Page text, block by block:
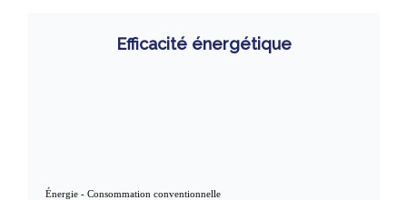
Efficacité énergétique
Énergie - Consommation conventionnelle